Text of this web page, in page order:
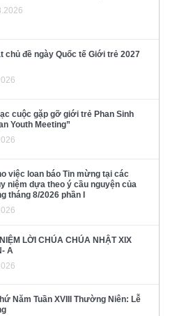
chủ đề ngày Quốc tế Giới trẻ 2027
cuộc gặp gỡ giới trẻ Phan Sinh
Youth Meeting”
việc loan báo Tin mừng tại các
niệm dựa theo ý cầu nguyện của
tháng 8/2026 phần I
LỜI CHÚA CHÚA NHẬT XIX
A
Năm Tuần XVIII Thường Niên: Lễ